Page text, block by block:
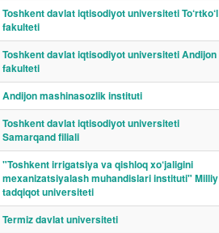
Toshkent davlat iqtisodiyot universiteti To‘rtko‘l
fakulteti
Toshkent davlat iqtisodiyot universiteti Andijon
fakulteti
Andijon mashinasozlik instituti
Toshkent davlat iqtisodiyot universiteti
Samarqand filiali
"Toshkent irrigatsiya va qishloq xo‘jaligini
mexanizatsiyalash muhandislari instituti" Milliy
tadqiqot universiteti
Termiz davlat universiteti